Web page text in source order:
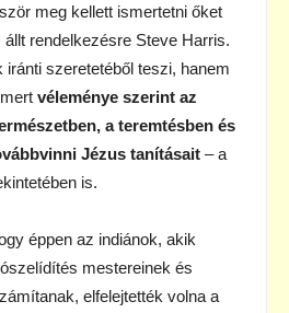
meg kellett ismertetni őket
rendelkezésre Steve Harris.
szeretetéből teszi, hanem
véleménye szerint az
a teremtésben és
Jézus tanításait – a
is.
éppen az indiánok, akik
mestereinek és
elfelejtették volna a